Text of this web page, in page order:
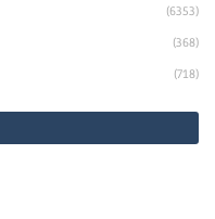
(6353)
(368)
(718)